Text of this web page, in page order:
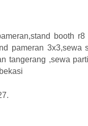
booth
pameran 3x3,sewa
tangerang ,sewa